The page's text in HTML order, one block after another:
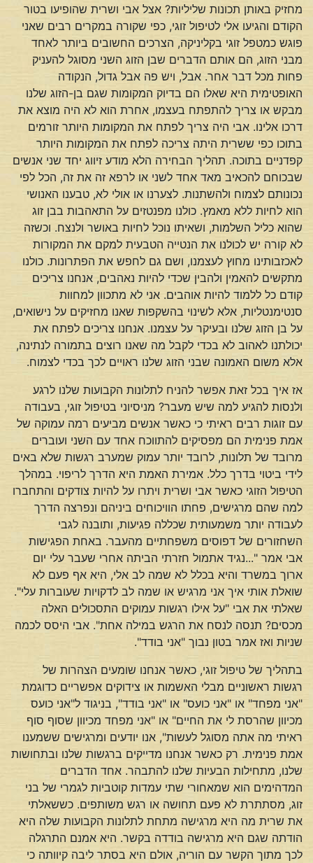
מחזיק באותן תכונות שליליות? אצל אבי ושרית שהופיעו בטור
הקודם והגיעו אלי לטיפול זוגי, כפי שקורה במקרים רבים שאני
פוגש כמטפל זוגי בקליניקה, הצרכים החשובים ביותר לאחד
מבני הזוג, הם אותם הדברים שבן הזוג השני מסוגל להעניק
פחות מכל דבר אחר. אבל, ויש פה אבל גדול, הנקודה
האופטימית היא שאלו הם בדיוק המקומות שגם בן-הזוג שלנו
מבקש או צריך להתפתח בעצמו, אחרת הוא לא היה מוצא את
דרכו אלינו. אבי היה צריך לפתח את המקומות היותר זורמים
בתוכו כפי ששרית היתה צריכה לפתח את המקומות היותר
קפדניים בתוכה. תהליך הבחירה הלא מודע זיווג יחד שני אנשים
שבכוחם להכאיב מאד אחד לשני או לרפא זה את זה, הכל לפי
נכונותם לצמוח ולהשתנות. לצערנו או אולי לא, טבענו האנושי
הוא לחיות ללא מאמץ. כולנו מפנטזים על התאהבות בבן זוג
שהוא כליל השלמות, ושאיתו נוכל לחיות באושר ולנצח. וכשזה
לא קורה יש לכולנו את הנטייה הטבעית למקם את המקורות
לאכזבותינו מחוץ לעצמנו, ושם גם לחפש את הפתרונות. כולנו
מתקשים להאמין ולהבין שכדי להיות נאהבים, אנחנו צריכים
קודם כל ללמוד להיות אוהבים. אני לא מתכוון למחוות
סנטימנטליות, אלא לשינוי בהשקפות שאנו מחזיקים על נישואים,
על בן הזוג שלנו ובעיקר על עצמנו. אנחנו צריכים לפתח את
יכולתנו לאהוב לא בכדי לקבל מה שאנו רוצים בתמורה לנתינה,
אלא משום האמונה שבני הזוג שלנו ראויים לכך בכדי לצמוח.
אז איך בכל זאת אפשר להניח לתלונות הקבועות שלנו לרגע
ולנסות להגיע למה שיש מעבר? מניסיוני בטיפול זוגי, בעבודה
עם זוגות רבים ראיתי כי כאשר אנשים מביעים רמה עמוקה של
אמת פנימית הם מפסיקים להתווכח אחד עם השני ועוברים
מרובד של תלונות, לרובד יותר עמוק שמערב רגשות שלא באים
לידי ביטוי בדרך כלל. אמירת האמת היא הדרך לריפוי. במהלך
הטיפול הזוגי כאשר אבי ושרית ויתרו על להיות צודקים והתחברו
למה שהם מרגישים, פחתו הוויכוחים ביניהם ונפרצה הדרך
לעבודה יותר משמעותית שכללה פגיעות, ותובנה לגבי
השחזורים של דפוסים משפחתיים מהעבר. באחת הפגישות
אבי אמר "...נגיד אתמול חזרתי הביתה אחרי שעבר עלי יום
ארוך במשרד והיא בכלל לא שמה לב אלי, היא אף פעם לא
שואלת אותי איך אני מרגיש או שמה לב לדקויות שעוברות עלי".
שאלתי את אבי "על אילו רגשות עמוקים התסכולים האלה
מכסים? תנסה לנסח את הרגש במילה אחת". אבי היסס לכמה
שניות ואז אמר בטון נבוך "אני בודד".
בתהליך של טיפול זוגי, כאשר אנחנו שומעים הצהרות של
רגשות ראשוניים מבלי האשמות או צידוקים אפשריים כדוגמת
"אני מפחד" או "אני כועס" או "אני בודד", בניגוד ל"אני כועס
מכיוון שהרסת לי את החיים" או "אני מפחד מכיוון שסוף סוף
ראיתי מה אתה מסוגל לעשות", אנו יודעים ומרגישים ששמענו
אמת פנימית. רק כאשר אנחנו מדייקים ברגשות שלנו ובתחושות
שלנו, מתחילות הבעיות שלנו להתבהר. אחד הדברים
המדהימים הוא שמאחורי שתי עמדות קוטביות לגמרי של בני
זוג, מסתתרת לא פעם תחושה או רגש משותפים. כששאלתי
את שרית מה היא מרגישה מתחת לתלונות הקבועות שלה היא
הודתה שגם היא מרגישה בודדה בקשר. היא אמנם התרגלה
לכך מתוך הקשר עם הוריה, אולם היא בסתר ליבה קיוותה כי